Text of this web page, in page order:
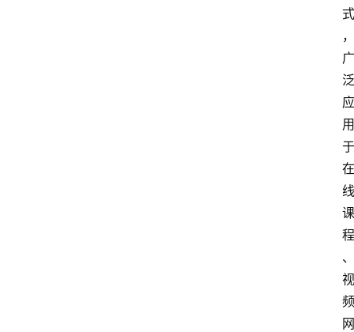
式
，
广
泛
应
用
于
在
线
课
程
、
视
频
网